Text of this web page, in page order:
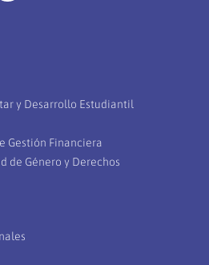
y Desarrollo Estudiantil
Gestión Financiera
de Género y Derechos